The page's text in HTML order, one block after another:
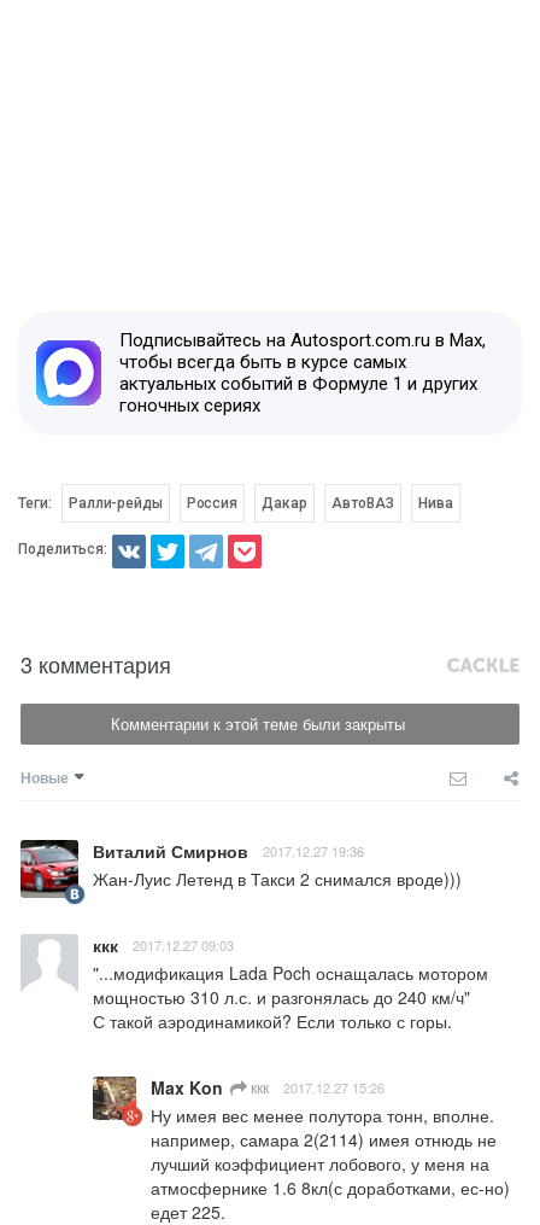
Подписывайтесь на Autosport.com.ru в Max,
чтобы всегда быть в курсе самых
актуальных событий в Формуле 1 и других
гоночных сериях
Теги: Ралли-рейды Россия Дакар АвтоВАЗ Нива
Поделиться:
3 комментария
Комментарии к этой теме были закрыты
Новые
Виталий Смирнов 2017.12.27 19:36
Жан-Луис Летенд в Такси 2 снимался вроде)))
ккк 2017.12.27 09:03
"...модификация Lada Poch оснащалась мотором
мощностью 310 л.с. и разгонялась до 240 км/ч"
С такой аэродинамикой? Если только с горы.
Max Kon ккк 2017.12.27 15:26
Ну имея вес менее полутора тонн, вполне.
например, самара 2(2114) имея отнюдь не
лучший коэффициент лобового, у меня на
атмосфернике 1.6 8кл(с доработками, ес-но)
едет 225.